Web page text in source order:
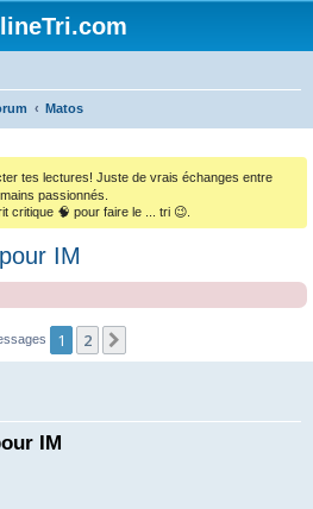
Matos
tes lectures! Juste de vrais échanges entre
passionnés.
critique 🧠 pour faire le ... tri 😉.
IM
1 2
IM